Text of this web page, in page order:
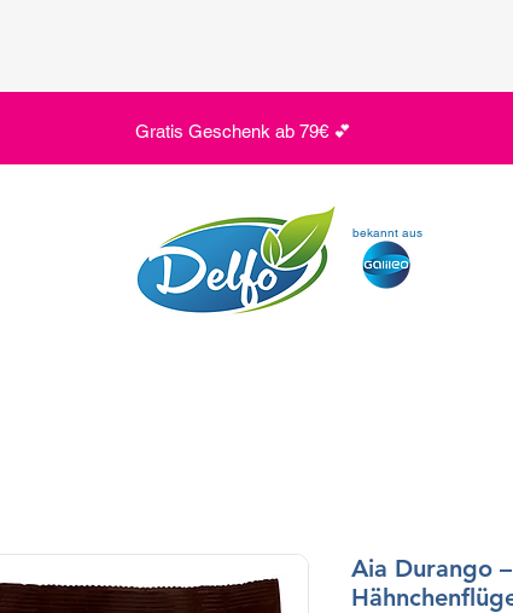
Gratis Geschenk ab 79€ 💕
bekannt aus
Aia Durango